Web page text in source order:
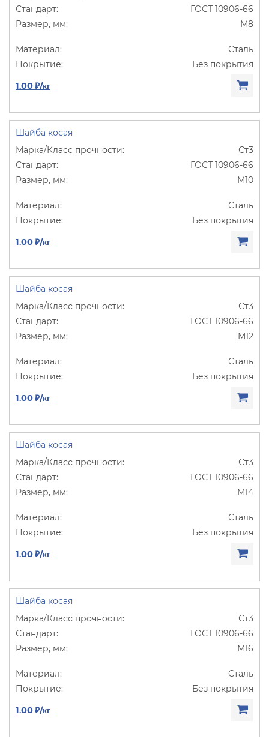
ГОСТ 10906-66
М8
Сталь
Без покрытия
1.00 ₽/кг
Шайба косая
Ст3
ГОСТ 10906-66
М10
Сталь
Без покрытия
1.00 ₽/кг
Шайба косая
Ст3
ГОСТ 10906-66
М12
Сталь
Без покрытия
1.00 ₽/кг
Шайба косая
Ст3
ГОСТ 10906-66
М14
Сталь
Без покрытия
1.00 ₽/кг
Шайба косая
Ст3
ГОСТ 10906-66
М16
Сталь
Без покрытия
1.00 ₽/кг